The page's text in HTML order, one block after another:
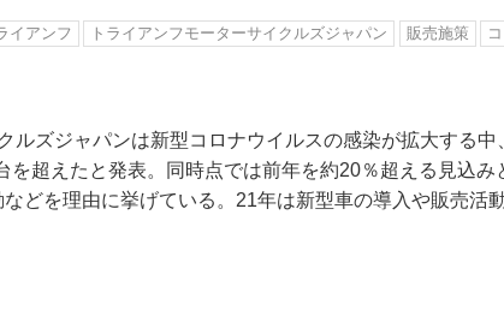
イアンフ トライアンフモーターサイクルズジャパン 販売施策
ルズジャパンは新型コロナウイルスの感染が拡大する
を超えたと発表。同時点では前年を約20％超える見込み
どを理由に挙げている。21年は新型車の導入や販売活